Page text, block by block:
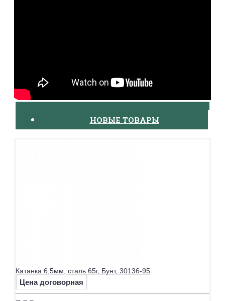
НОВЫЕ ТОВАРЫ
Катанка 6,5мм, сталь 65г, Бунт, 30136-95
Цена договорная